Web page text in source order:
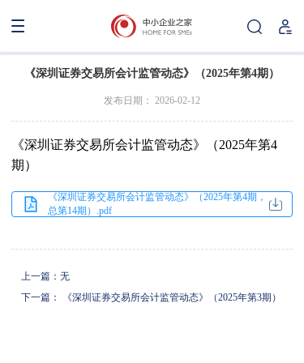
《深圳证券交易所会计监管动态》（2025年第4期）
发布日期： 2026-02-12
《深圳证券交易所会计监管动态》（2025年第4
期）
《深圳证券交易所会计监管动态》（2025年第4期，
总第14期）.pdf
上一篇：无
下一篇： 《深圳证券交易所会计监管动态》（2025年第3期）